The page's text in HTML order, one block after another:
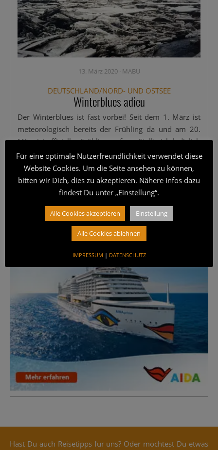
13. März 2020· MABU
DEUTSCHLAND/NORD- UND OSTSEE
Winterblues adieu
Der Win­ter­blues ist fast vor­bei! Seit dem 1. März ist
meteo­ro­lo­gisch bereits der Früh­ling da und am 20.
März ist offi­zi­el­ler Früh­lings­an­fang. Stellt sich ledig­lich
die Fra­ge: Wie­so lei­den über­haupt so vie­le am Win­ter­
blues? Abge­se­hen [...]
Wei­ter­le­sen
ANZEIGE
Hast Du auch Rei­se­tipps für uns? Oder möch­test Du etwas
Für eine optimale Nutzerfreundlichkeit verwendet diese
Website Cookies. Um die Seite ansehen zu können,
bitten wir Dich, dies zu akzeptieren. Nähere Infos dazu
findest Du unter „Einstellung“.
Alle Cookies akzeptieren Einstellung
Alle Cookies ablehnen
IMPRESSUM | DATENSCHUTZ